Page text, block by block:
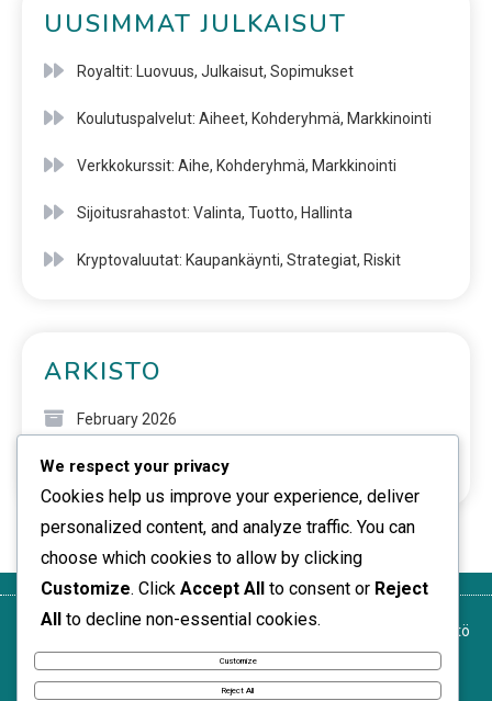
UUSIMMAT JULKAISUT
Royaltit: Luovuus, Julkaisut, Sopimukset
Koulutuspalvelut: Aiheet, Kohderyhmä, Markkinointi
Verkkokurssit: Aihe, Kohderyhmä, Markkinointi
Sijoitusrahastot: Valinta, Tuotto, Hallinta
Kryptovaluutat: Kaupankäynti, Strategiat, Riskit
ARKISTO
February 2026
January 2026
Yksityisyytesi
Ota yhteyttä
meihin
KäyttöehdotTietoja Evästekäytäntö
News Express © 2026. All Rights Reserved.
We respect your privacy
Cookies help us improve your experience, deliver
personalized content, and analyze traffic. You can
choose which cookies to allow by clicking
Customize. Click Accept All to consent or Reject
All to decline non-essential cookies.
Customize
Reject All